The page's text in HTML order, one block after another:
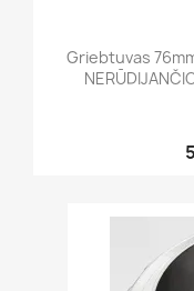
Griebtuvas